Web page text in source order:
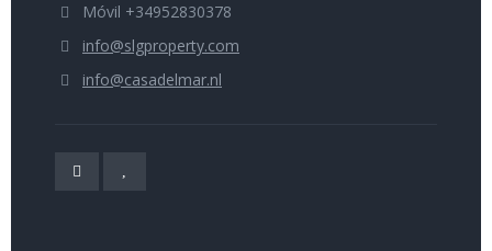
Móvil +34952830378
info@slgproperty.com
info@casadelmar.nl